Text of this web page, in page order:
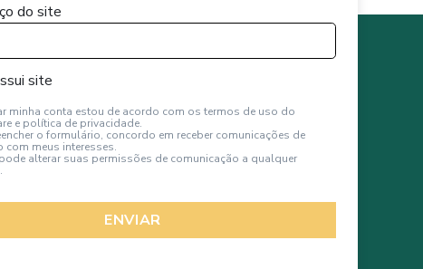
do site
site
minha conta estou de acordo com os termos de uso do
e política de privacidade.
o formulário, concordo em receber comunicações de
com meus interesses.
alterar suas permissões de comunicação a qualquer
ENVIAR